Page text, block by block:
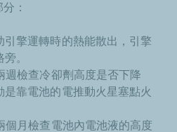
：
引擎運轉時的熱能散出，引擎
。
週檢查冷卻劑高度是否下降
靠電池的電推動火星塞點火
個月檢查電池內電池液的高度